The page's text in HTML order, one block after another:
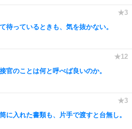
待っているときも、気を抜かない。
官のことは何と呼べば良いのか。
に入れた書類も、片手で渡すと台無し。